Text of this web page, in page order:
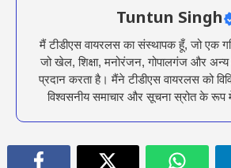
Tuntun Singh
मैं टीडीएस वायरलस का संस्थापक हूँ, जो एक
जो खेल, शिक्षा, मनोरंजन, गोपालगंज और अन्य
प्रदान करता है। मैंने टीडीएस वायरलस को
विश्वसनीय समाचार और सूचना स्रोत के रूप